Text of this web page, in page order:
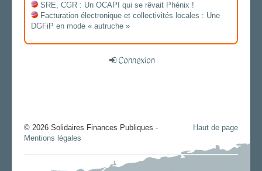
SRE, CGR : Un OCAPI qui se rêvait Phénix !
Facturation électronique et collectivités locales : Une
DGFiP en mode « autruche »
Connexion
Haut de page
© 2026 Solidaires Finances Publiques -
Mentions légales